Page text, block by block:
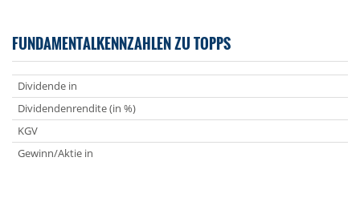
FUNDAMENTALKENNZAHLEN ZU TOPPS
Dividende in
Dividendenrendite (in %)
KGV
Gewinn/Aktie in